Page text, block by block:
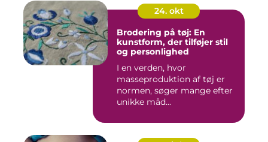
24. okt
Brodering på tøj: En
kunstform, der tilføjer stil
og personlighed
I en verden, hvor
masseproduktion af tøj er
normen, søger mange efter
unikke måd...